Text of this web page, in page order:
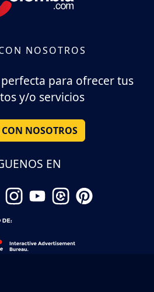
NOSOTROS
para ofrecer tus
y/o servicios
CON NOSOTROS
EN